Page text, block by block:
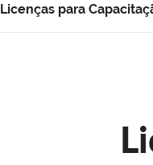
Licenças para